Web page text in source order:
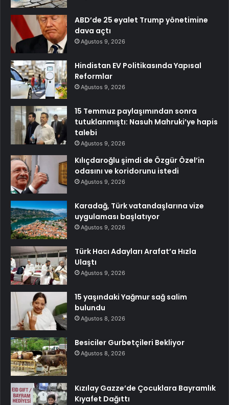
ABD’de 25 eyalet Trump yönetimine
dava açtı
Ağustos 9, 2026
Hindistan EV Politikasında Yapısal
Reformlar
Ağustos 9, 2026
15 Temmuz paylaşımından sonra
tutuklanmıştı: Nasuh Mahruki’ye hapis
talebi
Ağustos 9, 2026
Kılıçdaroğlu şimdi de Özgür Özel’in
odasını ve koridorunu istedi
Ağustos 9, 2026
Karadağ, Türk vatandaşlarına vize
uygulaması başlatıyor
Ağustos 9, 2026
Türk Hacı Adayları Arafat’a Hızla
Ulaştı
Ağustos 9, 2026
15 yaşındaki Yağmur sağ salim
bulundu
Ağustos 8, 2026
Besiciler Gurbetçileri Bekliyor
Ağustos 8, 2026
Kızılay Gazze’de Çocuklara Bayramlık
Kıyafet Dağıttı